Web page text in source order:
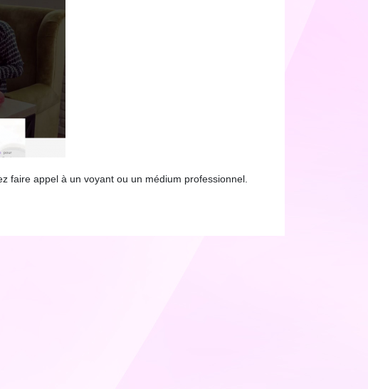
faire appel à un voyant ou un médium professionnel.